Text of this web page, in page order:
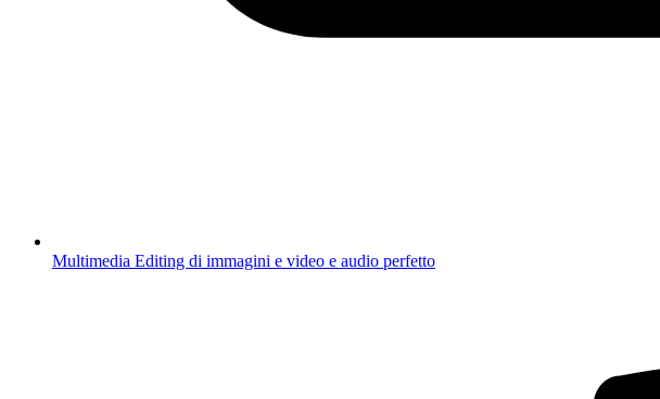
Multimedia Editing di immagini e video e audio perfetto